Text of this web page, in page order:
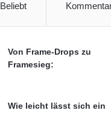
Beliebt
Von Frame-Drops zu
Framesieg:
Wie leicht lässt sich ein